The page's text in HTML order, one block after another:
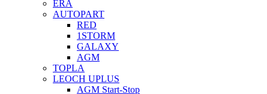
ERA
AUTOPART
RED
1STORM
GALAXY
AGM
TOPLA
LEOCH UPLUS
AGM Start-Stop